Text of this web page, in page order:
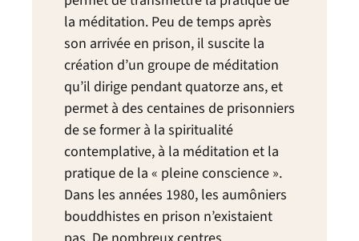
la méditation. Peu de temps après
son arrivée en prison, il suscite la
création d’un groupe de méditation
qu’il dirige pendant quatorze ans, et
permet à des centaines de prisonniers
de se former à la spiritualité
contemplative, à la méditation et la
pratique de la « pleine conscience ».
Dans les années 1980, les aumôniers
bouddhistes en prison n’existaient